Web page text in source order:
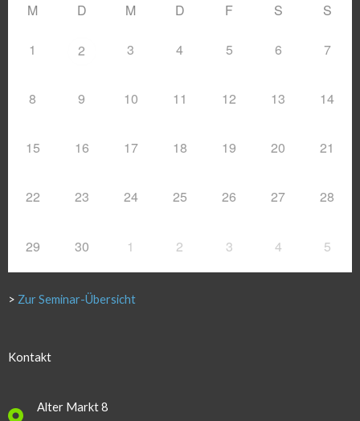
M D M D F S S
1 2 3 4 5 6 7
8 9 10 11 12 13 14
15 16 17 18 19 20 21
22 23 24 25 26 27 28
29 30 1 2 3 4 5
> Zur Seminar-Übersicht
Kontakt
Alter Markt 8